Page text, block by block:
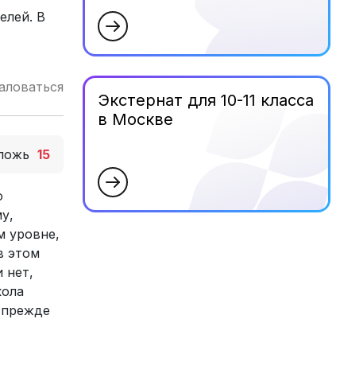
В
15
уровне,
этом
нет,
Экстернат для 10-11 класса
в Москве